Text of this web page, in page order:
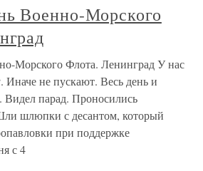
Военно-Морского
Морского Флота. Ленинград У нас
Иначе не пускают. Весь день и
Видел парад. Проносились
шлюпки с десантом, который
при поддержке
с 4